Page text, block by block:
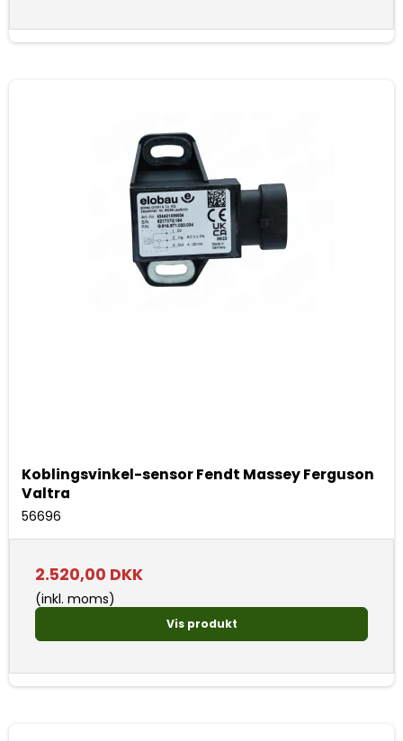
Koblingsvinkel-sensor Fendt Massey Ferguson
Valtra
56696
2.520,00 DKK
(inkl. moms)
Vis produkt